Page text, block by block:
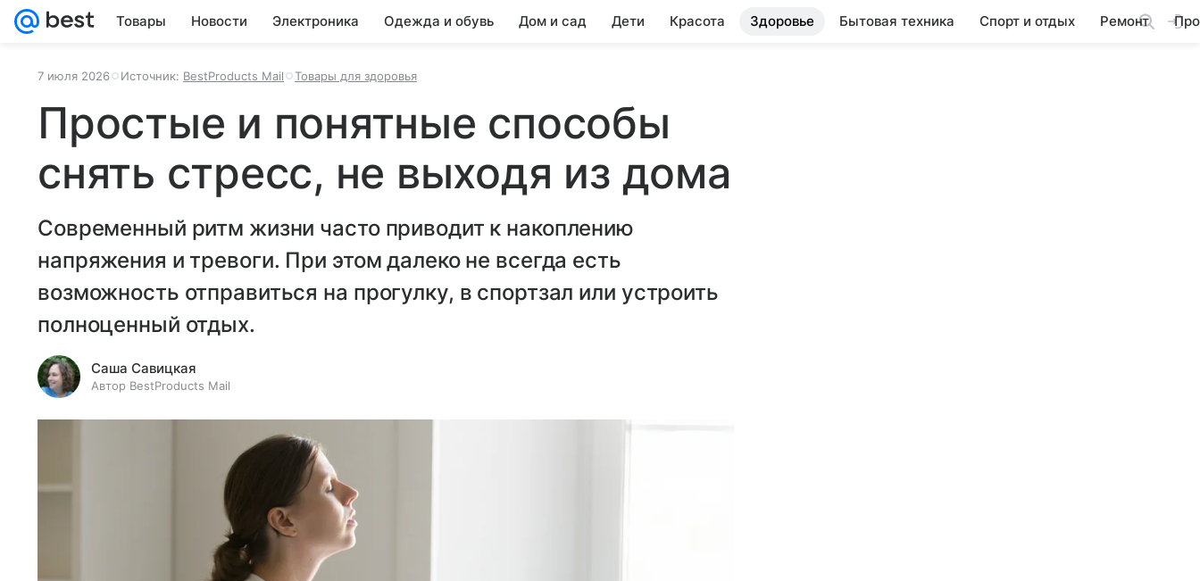
Товары Новости Электроника Одежда и обувь Дом и сад Дети Красота Здоровье Бытовая техника Спорт и отдых Ремонт
7 июля 2026 Источник: BestProducts Mail Товары для здоровья
Простые и понятные способы
снять стресс, не выходя из дома
Современный ритм жизни часто приводит к накоплению
напряжения и тревоги. При этом далеко не всегда есть
возможность отправиться на прогулку, в спортзал или устроить
полноценный отдых.
Саша Савицкая
Автор BestProducts Mail